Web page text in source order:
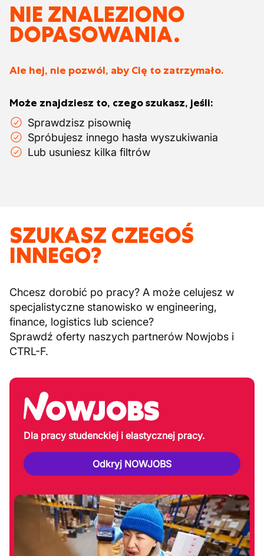
NIE ZNALEZIONO
DOPASOWANIA.
Ale hej, nie pozwól, aby Cię to zatrzymało.
Może znajdziesz to, czego szukasz, jeśli:
Sprawdzisz pisownię
Spróbujesz innego hasła wyszukiwania
Lub usuniesz kilka filtrów
SZUKASZ CZEGOŚ
INNEGO?
Chcesz dorobić po pracy? A może celujesz w
specjalistyczne stanowisko w engineering,
finance, logistics lub science?
Sprawdź oferty naszych partnerów Nowjobs i
CTRL-F.
Dla pracy studenckiej i elastycznej pracy.
Odkryj NOWJOBS